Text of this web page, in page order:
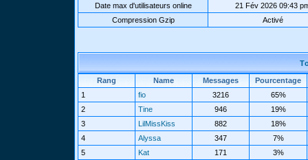
Date max d'utilisateurs online
21 Fév 2026 09:43
Compression Gzip
Activé
Rang Name Messages
Pourcentage
1
fio 3216
65%
2
Tine 946
19%
3
LilMissKiss 882
18%
4
Alyssa 347
7%
5
Kat 171
3%